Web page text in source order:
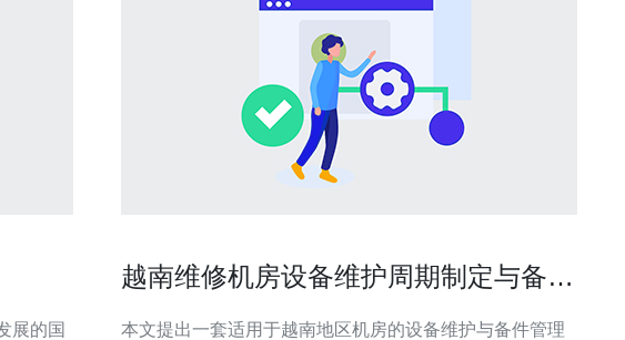
越南维修机房设备维护周期制定与备件
本文提出一套适用于越南地区机房的设备维护与备件管理